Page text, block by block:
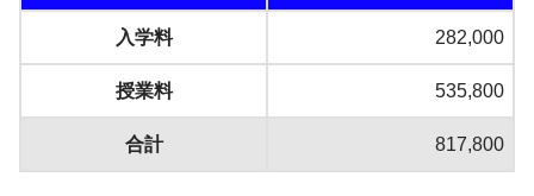
入学料 282,000
授業料 535,800
合計 817,800